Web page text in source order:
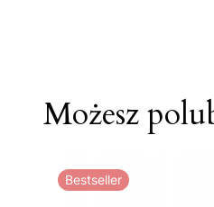
Możesz
Bestseller